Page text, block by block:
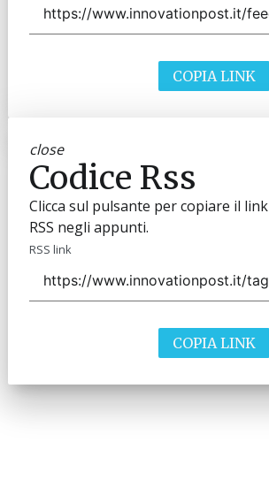
COPIA LINK
close
Codice Rss
Clicca sul pulsante per copiare il link
RSS negli appunti.
RSS link
COPIA LINK